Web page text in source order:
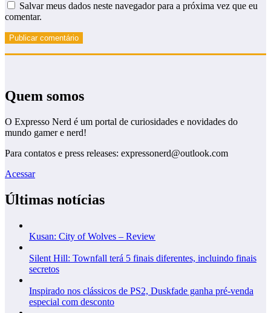
Salvar meus dados neste navegador para a próxima vez que eu
comentar.
Quem somos
O Expresso Nerd é um portal de curiosidades e novidades do
mundo gamer e nerd!
Para contatos e press releases: expressonerd@outlook.com
Acessar
Últimas notícias
Kusan: City of Wolves – Review
Silent Hill: Townfall terá 5 finais diferentes, incluindo finais
secretos
Inspirado nos clássicos de PS2, Duskfade ganha pré-venda
especial com desconto